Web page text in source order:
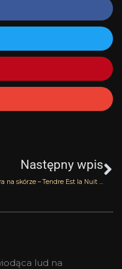
Następny wpis
Skóra na skórze – Tendre Est la Nuit Majda Bekkali (cykl szyprowy 3)
lud na